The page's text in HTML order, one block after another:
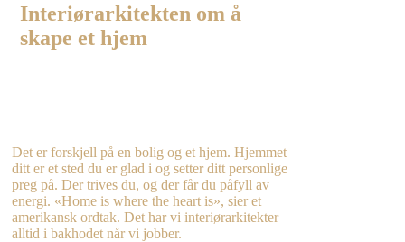
Interiørarkitekten om å
skape et hjem
Det er forskjell på en bolig og et hjem. Hjemmet
ditt er et sted du er glad i og setter ditt personlige
preg på. Der trives du, og der får du påfyll av
energi. «Home is where the heart is», sier et
amerikansk ordtak. Det har vi interiørarkitekter
alltid i bakhodet når vi jobber.